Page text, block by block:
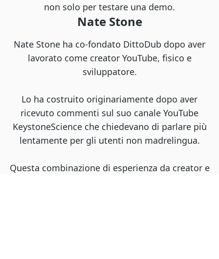
non solo per testare una demo.
Nate Stone
Nate Stone ha co-fondato DittoDub dopo aver
lavorato come creator YouTube, fisico e
sviluppatore.
Lo ha costruito originariamente dopo aver
ricevuto commenti sul suo canale YouTube
KeystoneScience che chiedevano di parlare più
lentamente per gli utenti non madrelingua.
Questa combinazione di esperienza da creator e